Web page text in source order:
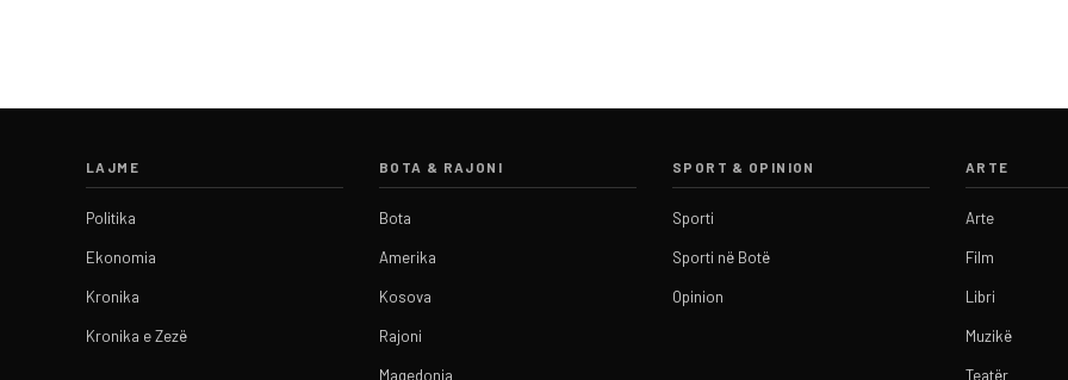
LAJME
Politika
Ekonomia
Kronika
Kronika e Zezë
BOTA & RAJONI
Bota
Amerika
Kosova
Rajoni
Maqedonia
SPORT & OPINION
Sporti
Sporti në Botë
Opinion
ARTE
Arte
Film
Libri
Muzikë
Teatër